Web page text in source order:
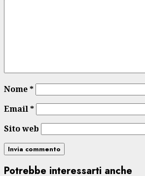
Nome*
Email*
Sito web
Potrebbe interessarti anche